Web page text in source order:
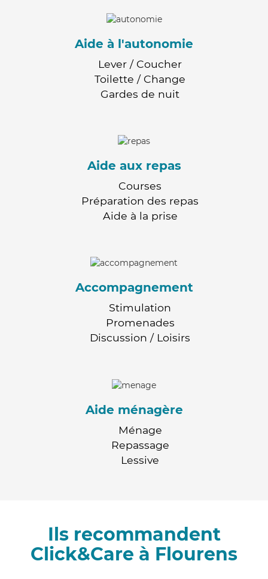
Aide à l'autonomie
Lever / Coucher
Toilette / Change
Gardes de nuit
Aide aux repas
Courses
Préparation des repas
Aide à la prise
Accompagnement
Stimulation
Promenades
Discussion / Loisirs
Aide ménagère
Ménage
Repassage
Lessive
Ils recommandent
Click&Care à Flourens